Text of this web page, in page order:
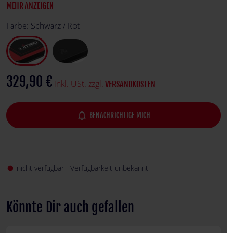
MEHR ANZEIGEN
Farbe: Schwarz / Rot
329,90 € inkl. USt. zzgl. VERSANDKOSTEN
notifications_none BENACHRICHTIGE MICH
fiber_manual_record nicht verfügbar - Verfügbarkeit unbekannt
Könnte Dir auch gefallen